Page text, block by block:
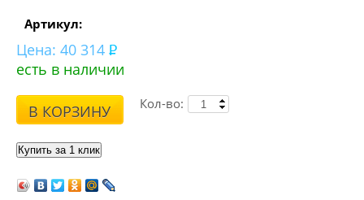
Артикул:
Цена: 40 314
есть в наличии
В КОРЗИНУ Кол-во: